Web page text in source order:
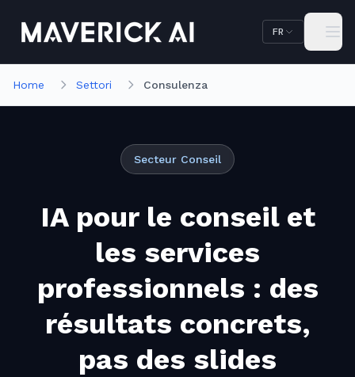
FR
Home Settori Consulenza
Secteur Conseil
IA pour le conseil et
les services
professionnels : des
résultats concrets,
pas des slides